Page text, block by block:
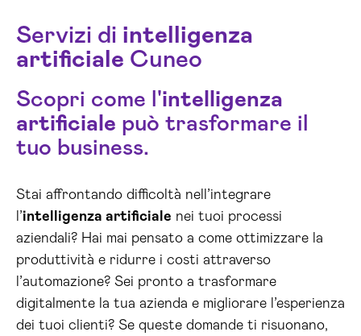
Servizi di intelligenza
artificiale Cuneo
Scopri come l'intelligenza
artificiale può trasformare il
tuo business.
Stai affrontando difficoltà nell’integrare
l’intelligenza artificiale nei tuoi processi
aziendali? Hai mai pensato a come ottimizzare la
produttività e ridurre i costi attraverso
l’automazione? Sei pronto a trasformare
digitalmente la tua azienda e migliorare l’esperienza
dei tuoi clienti? Se queste domande ti risuonano,